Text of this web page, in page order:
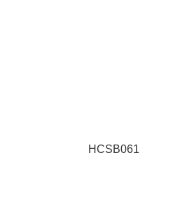
HCSB061